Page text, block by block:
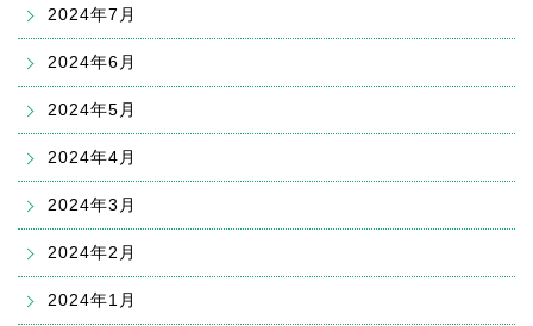
2024年7月
2024年6月
2024年5月
2024年4月
2024年3月
2024年2月
2024年1月